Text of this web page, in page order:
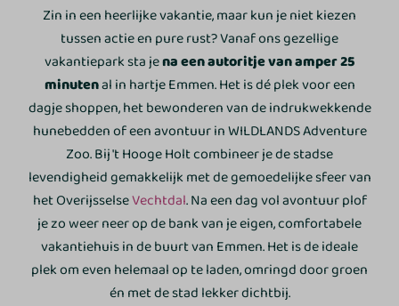
Zin in een heerlijke vakantie, maar kun je niet kiezen
tussen actie en pure rust? Vanaf ons gezellige
vakantiepark sta jena een autoritje van amper 25
minutenal in hartje Emmen. Het is dé plek voor een
dagje shoppen, het bewonderen van de indrukwekkende
hunebedden of een avontuur in WILDLANDS Adventure
Zoo. Bij 't Hooge Holt combineer je de stadse
levendigheid gemakkelijk met de gemoedelijke sfeer van
het OverijsselseVechtdal. Na een dag vol avontuur plof
je zo weer neer op de bank van je eigen, comfortabele
vakantiehuis in de buurt van Emmen. Het is de ideale
plek om even helemaal op te laden, omringd door groen
én met de stad lekker dichtbij.